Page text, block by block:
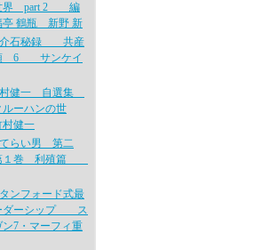
界 part 2 編
亭 鶴瓶 新野 新
石秘録 共産
6 サンケイ
健一 自選集
ーハンの世
健一
らい男 第二
巻 利殖篇
ンフォード式最
ダーシップ ス
ン7・マーフィ重